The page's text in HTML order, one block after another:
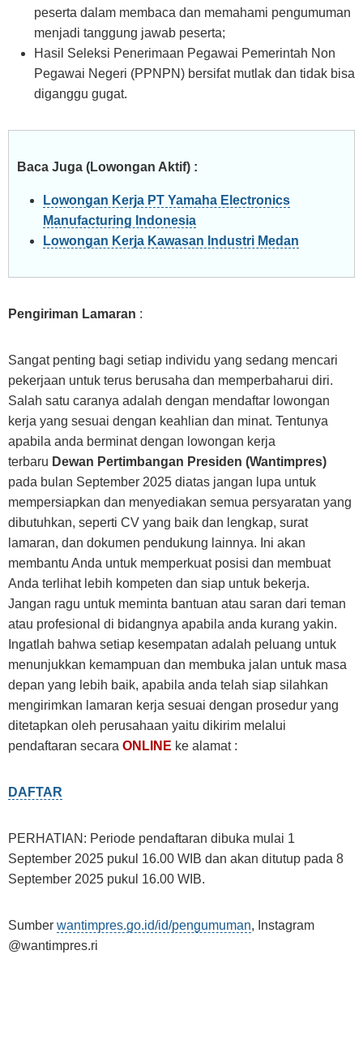
peserta dalam membaca dan memahami pengumuman
menjadi tanggung jawab peserta;
Hasil Seleksi Penerimaan Pegawai Pemerintah Non
Pegawai Negeri (PPNPN) bersifat mutlak dan tidak bisa
diganggu gugat.
Baca Juga (Lowongan Aktif) :
Lowongan Kerja PT Yamaha Electronics
Manufacturing Indonesia
Lowongan Kerja Kawasan Industri Medan
Pengiriman Lamaran :
Sangat penting bagi setiap individu yang sedang mencari
pekerjaan untuk terus berusaha dan memperbaharui diri.
Salah satu caranya adalah dengan mendaftar lowongan
kerja yang sesuai dengan keahlian dan minat. Tentunya
apabila anda berminat dengan lowongan kerja
terbaru Dewan Pertimbangan Presiden (Wantimpres)
pada bulan September 2025 diatas jangan lupa untuk
mempersiapkan dan menyediakan semua persyaratan yang
dibutuhkan, seperti CV yang baik dan lengkap, surat
lamaran, dan dokumen pendukung lainnya. Ini akan
membantu Anda untuk memperkuat posisi dan membuat
Anda terlihat lebih kompeten dan siap untuk bekerja.
Jangan ragu untuk meminta bantuan atau saran dari teman
atau profesional di bidangnya apabila anda kurang yakin.
Ingatlah bahwa setiap kesempatan adalah peluang untuk
menunjukkan kemampuan dan membuka jalan untuk masa
depan yang lebih baik, apabila anda telah siap silahkan
mengirimkan lamaran kerja sesuai dengan prosedur yang
ditetapkan oleh perusahaan yaitu dikirim melalui
pendaftaran secara ONLINE ke alamat :
DAFTAR
PERHATIAN: Periode pendaftaran dibuka mulai 1
September 2025 pukul 16.00 WIB dan akan ditutup pada 8
September 2025 pukul 16.00 WIB.
Sumber wantimpres.go.id/id/pengumuman, Instagram
@wantimpres.ri